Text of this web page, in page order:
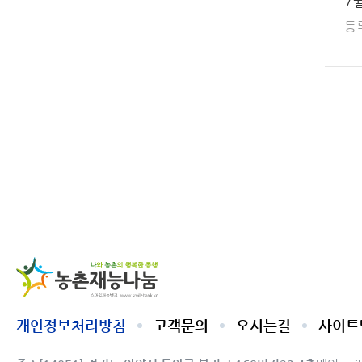
등
개인정보처리방침 고객문의 오시는길 사이